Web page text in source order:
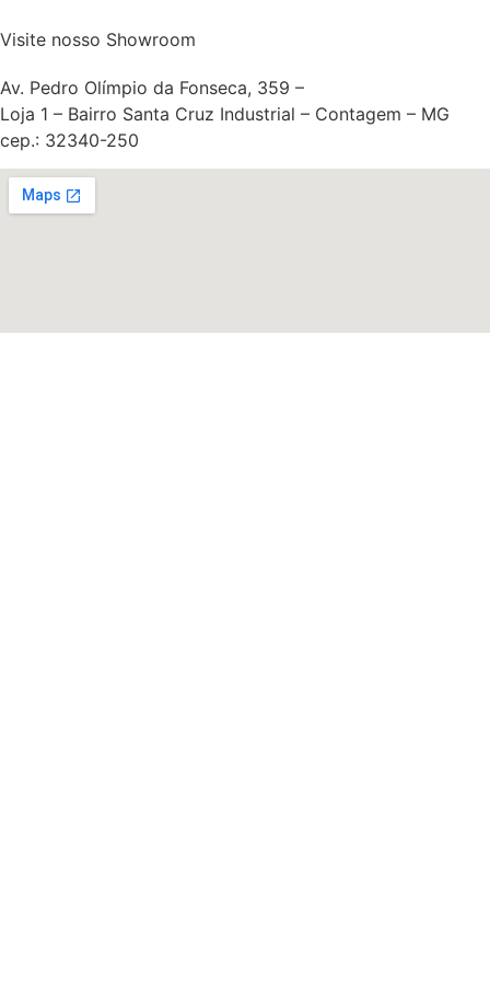
Visite nosso Showroom
Av. Pedro Olímpio da Fonseca, 359 –
Loja 1 – Bairro Santa Cruz Industrial – Contagem – MG
cep.: 32340-250